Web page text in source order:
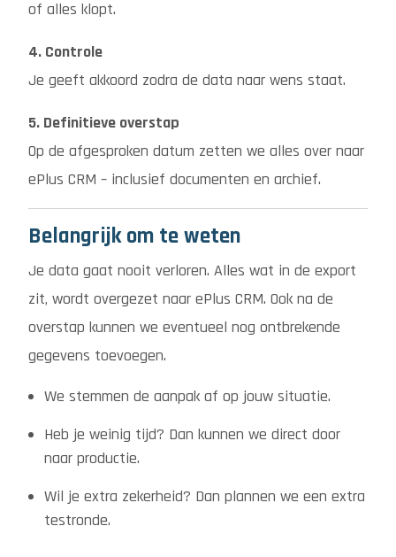
of alles klopt.
4. Controle
Je geeft akkoord zodra de data naar wens staat.
5. Definitieve overstap
Op de afgesproken datum zetten we alles over naar
ePlus CRM – inclusief documenten en archief.
Belangrijk om te weten
Je data gaat nooit verloren. Alles wat in de export
zit, wordt overgezet naar ePlus CRM. Ook na de
overstap kunnen we eventueel nog ontbrekende
gegevens toevoegen.
We stemmen de aanpak af op jouw situatie.
Heb je weinig tijd? Dan kunnen we direct door
naar productie.
Wil je extra zekerheid? Dan plannen we een extra
testronde.